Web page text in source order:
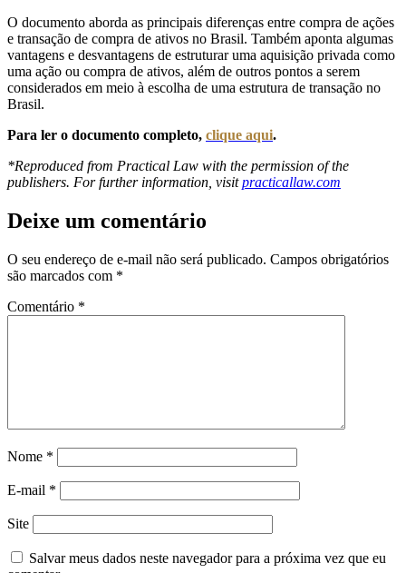
O documento aborda as principais diferenças entre compra de ações
e transação de compra de ativos no Brasil. Também aponta algumas
vantagens e desvantagens de estruturar uma aquisição privada como
uma ação ou compra de ativos, além de outros pontos a serem
considerados em meio à escolha de uma estrutura de transação no
Brasil.
Para ler o documento completo, clique aqui.
*Reproduced from Practical Law with the permission of the
publishers. For further information, visitpracticallaw.com
Deixe um comentário
O seu endereço de e-mail não será publicado. Campos obrigatórios
são marcados com *
Comentário *
Nome *
E-mail *
Site
Salvar meus dados neste navegador para a próxima vez que eu